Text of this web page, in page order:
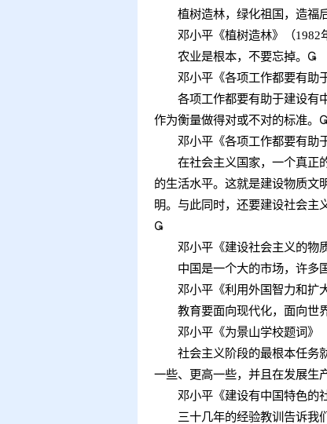
植树造林，绿化祖国，造福后
邓小平《植树造林》（1982
农业是根本，不要忘掉。 
邓小平《各项工作都要有助
各项工作都要有助于建设有中
作为衡量做得对或不对的标准。
邓小平《各项工作都要有助
在社会主义国家，一个真正的
的生活水平。这就是建设物质文
明。与此同时，还要建设社会主

邓小平《建设社会主义的物
中国是一个大的市场，许多国
邓小平《利用外国智力和扩
教育要面向现代化，面向世界
邓小平《为景山学校题词》
社会主义阶段的最根本任务就
一些、更高一些，并且在发展生
邓小平《建设有中国特色的
三十几年的经验教训告诉我们